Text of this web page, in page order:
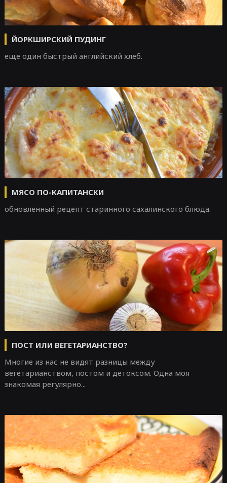
ЙОРКШИРСКИЙ ПУДИНГ
ещё один быстрый английский хлеб.
МЯСО ПО-КАПИТАНСКИ
обновленный рецепт старинного сахалинского блюда.
ПОСТ ИЛИ ВЕГЕТАРИАНСТВО?
Многие из нас не видят разницы между
вегетарианством, постом и детоксом. Одна моя
знакомая регулярно...